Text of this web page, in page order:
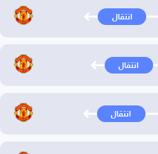
انتقال
انتقال
انتقال